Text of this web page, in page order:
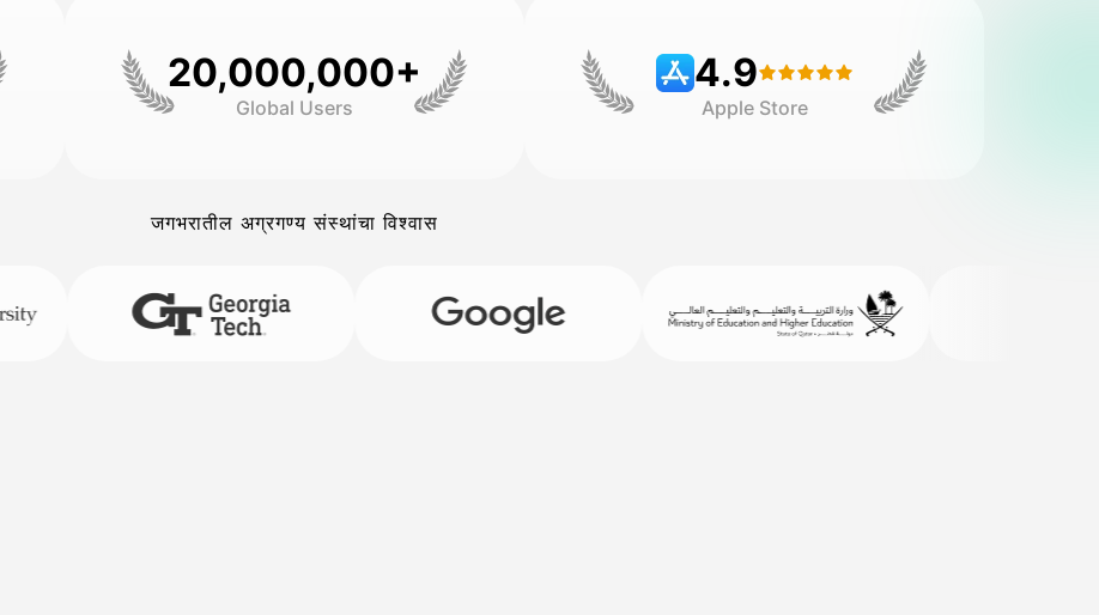
20,000,000+
Global Users
4.9
Apple Store
जगभरातील अग्रगण्य संस्थांचा विश्वास